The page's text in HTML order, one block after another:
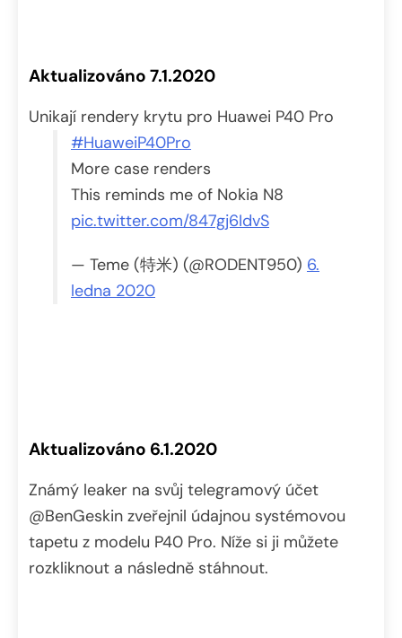
Aktualizováno 7.1.2020
Unikají rendery krytu pro Huawei P40 Pro
#HuaweiP40Pro
More case renders
This reminds me of Nokia N8
pic.twitter.com/847gj6IdvS
— Teme (特米) (@RODENT950) 6.
ledna 2020
Aktualizováno 6.1.2020
Známý leaker na svůj telegramový účet
@BenGeskin zveřejnil údajnou systémovou
tapetu z modelu P40 Pro. Níže si ji můžete
rozkliknout a následně stáhnout.